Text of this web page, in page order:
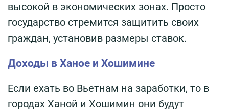
высокой в экономических зонах. Просто
государство стремится защитить своих
граждан, установив размеры ставок.
Доходы в Ханое и Хошимине
Если ехать во Вьетнам на заработки, то в
городах Ханой и Хошимин они будут